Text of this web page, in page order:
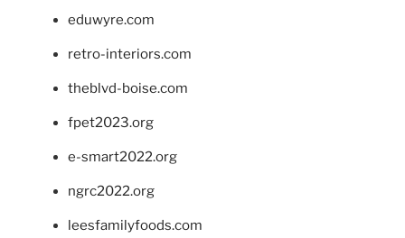
eduwyre.com
retro-interiors.com
theblvd-boise.com
fpet2023.org
e-smart2022.org
ngrc2022.org
leesfamilyfoods.com